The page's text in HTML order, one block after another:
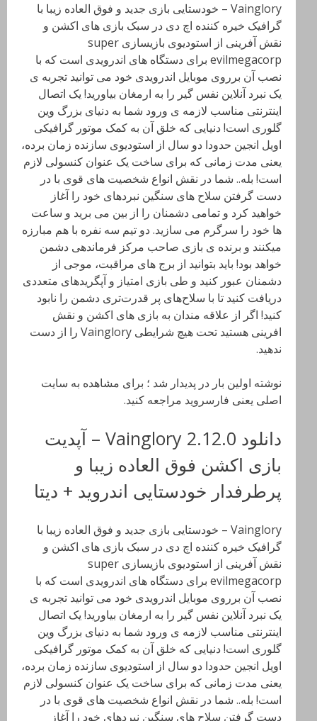
Vainglory – خودستایی بازی جدید و فوق العاده زیبا با
گرافیک خیره کننده اچ دی در سبک بازی های اکشن و
نقش آفرینی از استودیوی بازیسازی super
evilmegacorp برای دستگاه های اندرویدی است که با
نصب آن برروی موبایل اندرویدی خود می توانید تجربه ی
یک نبرد آنلاین نفس گیر را به ارمغان بیاورید! یک اتصال
اینترنتی مناسب لازمه ی ورود شما به دنیای بزرگ وین
گلوری است! دنیایی که خلق آن به کمک موتور گرافیکی
اویل انجین حدودا دو سال از استودیوی سازنده زمان برده،
یعنی مدت زمانی که برای ساخت یک عنوان کنسولی لازم
است! بله.. شما در نقش انواع شخصیت های قوی با در
دست گرفتن سلاح های سنگین نبردهای خود را آغاز
خواهید کرد و تمامی دشمنان را از بین می برید و ساعت
ها خود را سرگرم می سازید. دو تیم سه نفره با هم مبارزه
میکنند و برنده ی بازی صاحب مرکز فرماندهی دشمن
خواهد بود! باید‌ بتوانید از برج های مراقبت، موجی از
دشمنان عبور کنید و طی بازی امتیاز و آپگرید‌های متعددی
دریافت کنید تا با سلاح‌های پر قدرت‌تری دشمن را نابود
کنید! اگر از علاقه مندان به بازی های اکشن و نقش
افرینی هستید تحت هیچ شرایطی Vainglory را از دست
ندهید.
نوشته اولین بار در پدیدار شد ؛ برای مشاهده به سایت
اصلی یعنی فارسروید مراجعه کنید.
دانلود Vainglory 2.12.0 – آپدیت
بازی اکشن فوق العاده زیبا و
پرطرفدار خودستایی اندروید + دیتا
Vainglory – خودستایی بازی جدید و فوق العاده زیبا با
گرافیک خیره کننده اچ دی در سبک بازی های اکشن و
نقش آفرینی از استودیوی بازیسازی super
evilmegacorp برای دستگاه های اندرویدی است که با
نصب آن برروی موبایل اندرویدی خود می توانید تجربه ی
یک نبرد آنلاین نفس گیر را به ارمغان بیاورید! یک اتصال
اینترنتی مناسب لازمه ی ورود شما به دنیای بزرگ وین
گلوری است! دنیایی که خلق آن به کمک موتور گرافیکی
اویل انجین حدودا دو سال از استودیوی سازنده زمان برده،
یعنی مدت زمانی که برای ساخت یک عنوان کنسولی لازم
است! بله.. شما در نقش انواع شخصیت های قوی با در
دست گرفتن سلاح های سنگین نبردهای خود را آغاز